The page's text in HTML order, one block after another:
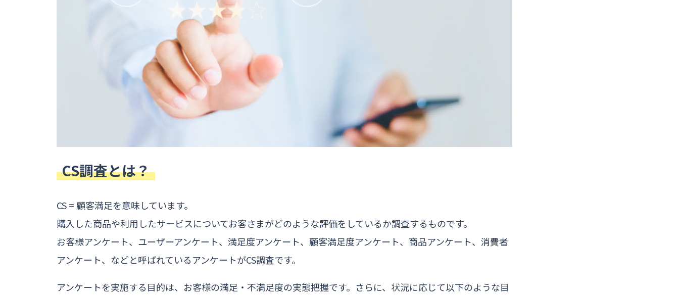
CS調査とは？
CS = 顧客満足を意味しています。
購入した商品や利用したサービスについてお客さまがどのような評価をしているか調査するものです。
お客様アンケート、ユーザーアンケート、満足度アンケート、顧客満足度アンケート、商品アンケート、消費者
アンケート、などと呼ばれているアンケートがCS調査です。
アンケートを実施する目的は、お客様の満足・不満足度の実態把握です。さらに、状況に応じて以下のような目